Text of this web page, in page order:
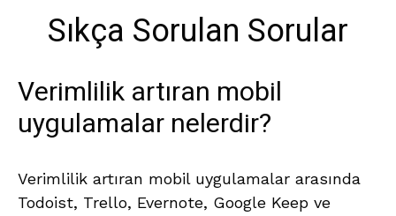
Sıkça Sorulan Sorular
Verimlilik artıran mobil
uygulamalar nelerdir?
Verimlilik artıran mobil uygulamalar arasında
Todoist, Trello, Evernote, Google Keep ve